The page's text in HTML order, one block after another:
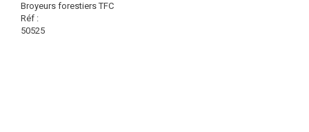
Broyeurs forestiers TFC
Réf :
50525